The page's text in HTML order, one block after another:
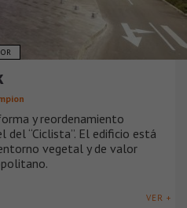
y reordenamiento
“Ciclista”. El edificio está
vegetal y de valor
VER +